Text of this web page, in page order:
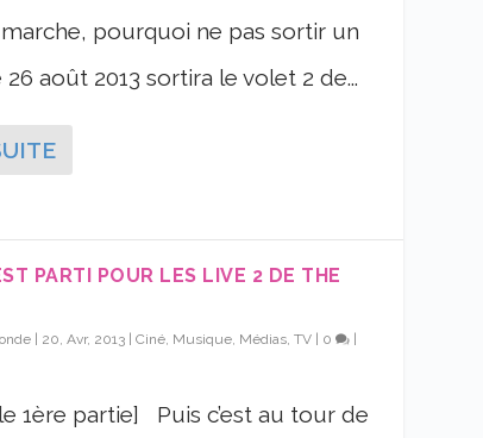
pourquoi ne pas sortir un
août 2013 sortira le volet 2 de...
PARTI POUR LES LIVE 2 DE THE
| 20, Avr, 2013 |Ciné, Musique, Médias, TV | 0 |
1ère partie] Puis c’est au tour de